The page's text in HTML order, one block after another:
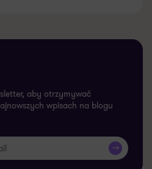
aby otrzymywać
wpisach na blogu
>>